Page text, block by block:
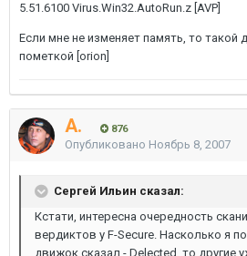
5.51.6100 Virus.Win32.AutoRun.z [AVP]
Если мне не изменяет память, то такой
пометкой [orion]
A. 876
Опубликовано Ноябрь 8, 2007
Сергей Ильин сказал:
Кстати, интересна очередность
вердиктов у F-Secure. Насколько я
движок сказал - Delected, то другие